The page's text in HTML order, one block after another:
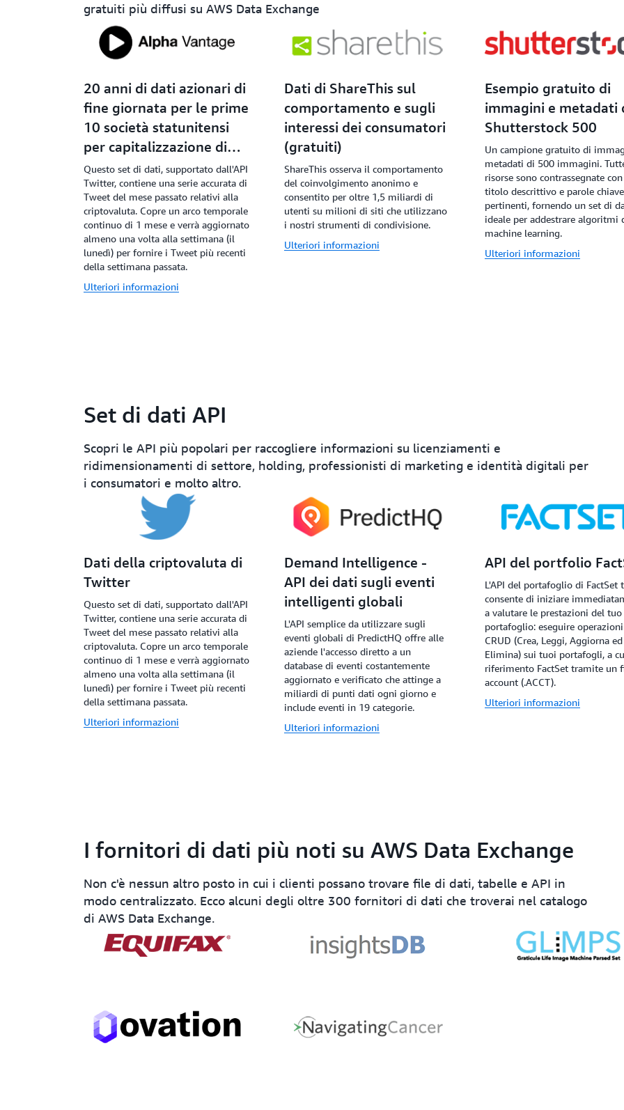
gratuiti più diffusi su AWS Data Exchange
20 anni di dati azionari di
fine giornata per le prime
10 società statunitensi
per capitalizzazione di
mercato
Questo set di dati, supportato dall'API
Twitter, contiene una serie accurata di
Tweet del mese passato relativi alla
criptovaluta. Copre un arco temporale
continuo di 1 mese e verrà aggiornato
almeno una volta alla settimana (il
lunedì) per fornire i Tweet più recenti
della settimana passata.
Ulteriori informazioni
Dati di ShareThis sul
comportamento e sugli
interessi dei consumatori
(gratuiti)
ShareThis osserva il comportamento
del coinvolgimento anonimo e
consentito per oltre 1,5 miliardi di
utenti su milioni di siti che utilizzano
i nostri strumenti di condivisione.
Ulteriori informazioni
Esempio gratuito di
immagini e metadati
Shutterstock 500
Un campione gratuito di
metadati di 500 immagini.
risorse sono contrassegnate
titolo descrittivo e parole chiave
pertinenti, fornendo un set di
ideale per addestrare algoritmi
machine learning.
Ulteriori informazioni
Set di dati API
Scopri le API più popolari per raccogliere informazioni su licenziamenti e
ridimensionamenti di settore, holding, professionisti di marketing e identità digitali per
i consumatori e molto altro.
Dati della criptovaluta di
Twitter
Questo set di dati, supportato dall'API
Twitter, contiene una serie accurata di
Tweet del mese passato relativi alla
criptovaluta. Copre un arco temporale
continuo di 1 mese e verrà aggiornato
almeno una volta alla settimana (il
lunedì) per fornire i Tweet più recenti
della settimana passata.
Ulteriori informazioni
Demand Intelligence -
API dei dati sugli eventi
intelligenti globali
L'API semplice da utilizzare sugli
eventi globali di PredictHQ offre alle
aziende l'accesso diretto a un
database di eventi costantemente
aggiornato e verificato che attinge a
miliardi di punti dati ogni giorno e
include eventi in 19 categorie.
Ulteriori informazioni
API del portfolio
L'API del portafoglio di FactSet
consente di iniziare
a valutare le prestazioni del tuo
portafoglio: eseguire operazioni
CRUD (Crea, Leggi, Aggiorna ed
Elimina) sui tuoi portafogli, a
riferimento FactSet tramite un
account (.ACCT).
Ulteriori informazioni
I fornitori di dati più noti su AWS Data Exchange
Non c'è nessun altro posto in cui i clienti possano trovare file di dati, tabelle e API in
modo centralizzato. Ecco alcuni degli oltre 300 fornitori di dati che troverai nel catalogo
di AWS Data Exchange.